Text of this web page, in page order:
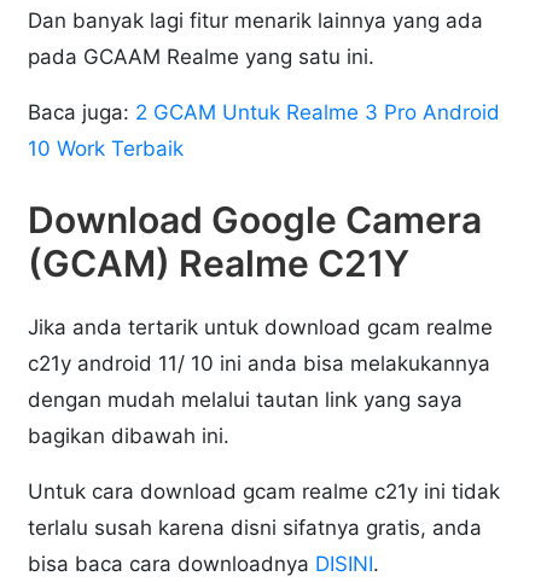
Dan banyak lagi fitur menarik lainnya yang ada
pada GCAAM Realme yang satu ini.
Baca juga: 2 GCAM Untuk Realme 3 Pro Android
10 Work Terbaik
Download Google Camera
(GCAM) Realme C21Y
Jika anda tertarik untuk download gcam realme
c21y android 11/ 10 ini anda bisa melakukannya
dengan mudah melalui tautan link yang saya
bagikan dibawah ini.
Untuk cara download gcam realme c21y ini tidak
terlalu susah karena disni sifatnya gratis, anda
bisa baca cara downloadnya DISINI.